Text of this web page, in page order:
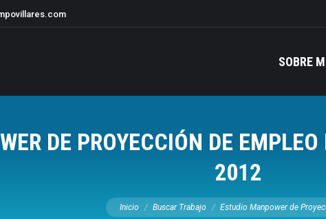
SOBRE
DE PROYECCIÓN DE
2012
Estás aquí:
Inicio Buscar Trabajo Estudio Manpower de